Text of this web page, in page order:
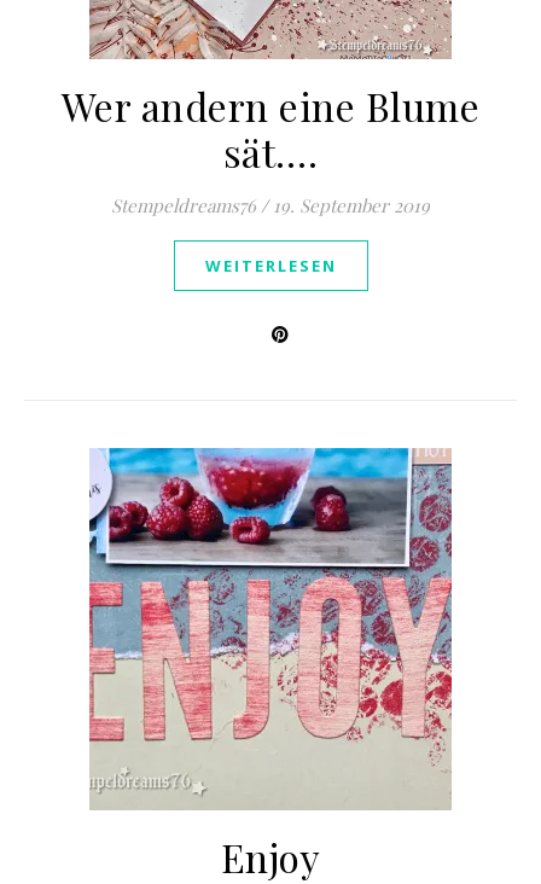
Wer andern eine Blume
sät….
Stempeldreams76 / 19. September 2019
WEITERLESEN
Enjoy